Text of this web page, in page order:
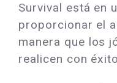
Survival está en
proporcionar el
manera que los
realicen con